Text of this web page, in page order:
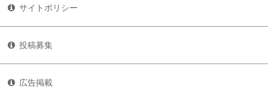
サイトポリシー
投稿募集
広告掲載